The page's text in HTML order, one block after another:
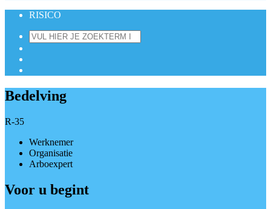
RISICO
Bedelving
R-35
Werknemer
Organisatie
Arboexpert
Voor u begint